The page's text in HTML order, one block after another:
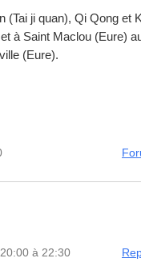
ji quan), Qi Qong et
à Saint Maclou (Eure)
(Eure).
à 22:30